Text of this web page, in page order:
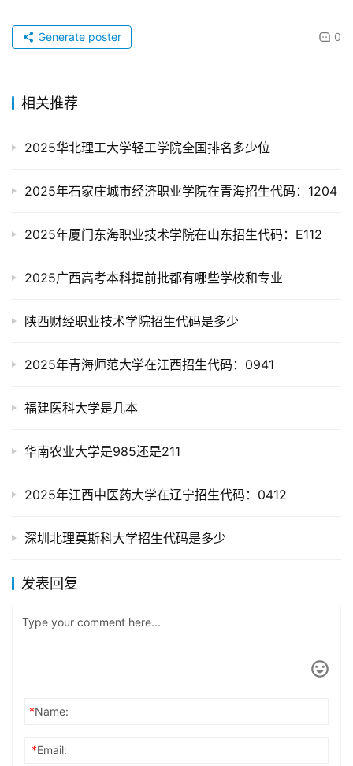
0
Generate poster
相关推荐
2025华北理工大学轻工学院全国排名多少位
2025年石家庄城市经济职业学院在青海招生代码：1204
2025年厦门东海职业技术学院在山东招生代码：E112
2025广西高考本科提前批都有哪些学校和专业
陕西财经职业技术学院招生代码是多少
2025年青海师范大学在江西招生代码：0941
福建医科大学是几本
华南农业大学是985还是211
2025年江西中医药大学在辽宁招生代码：0412
深圳北理莫斯科大学招生代码是多少
发表回复
*Name:
*Email: